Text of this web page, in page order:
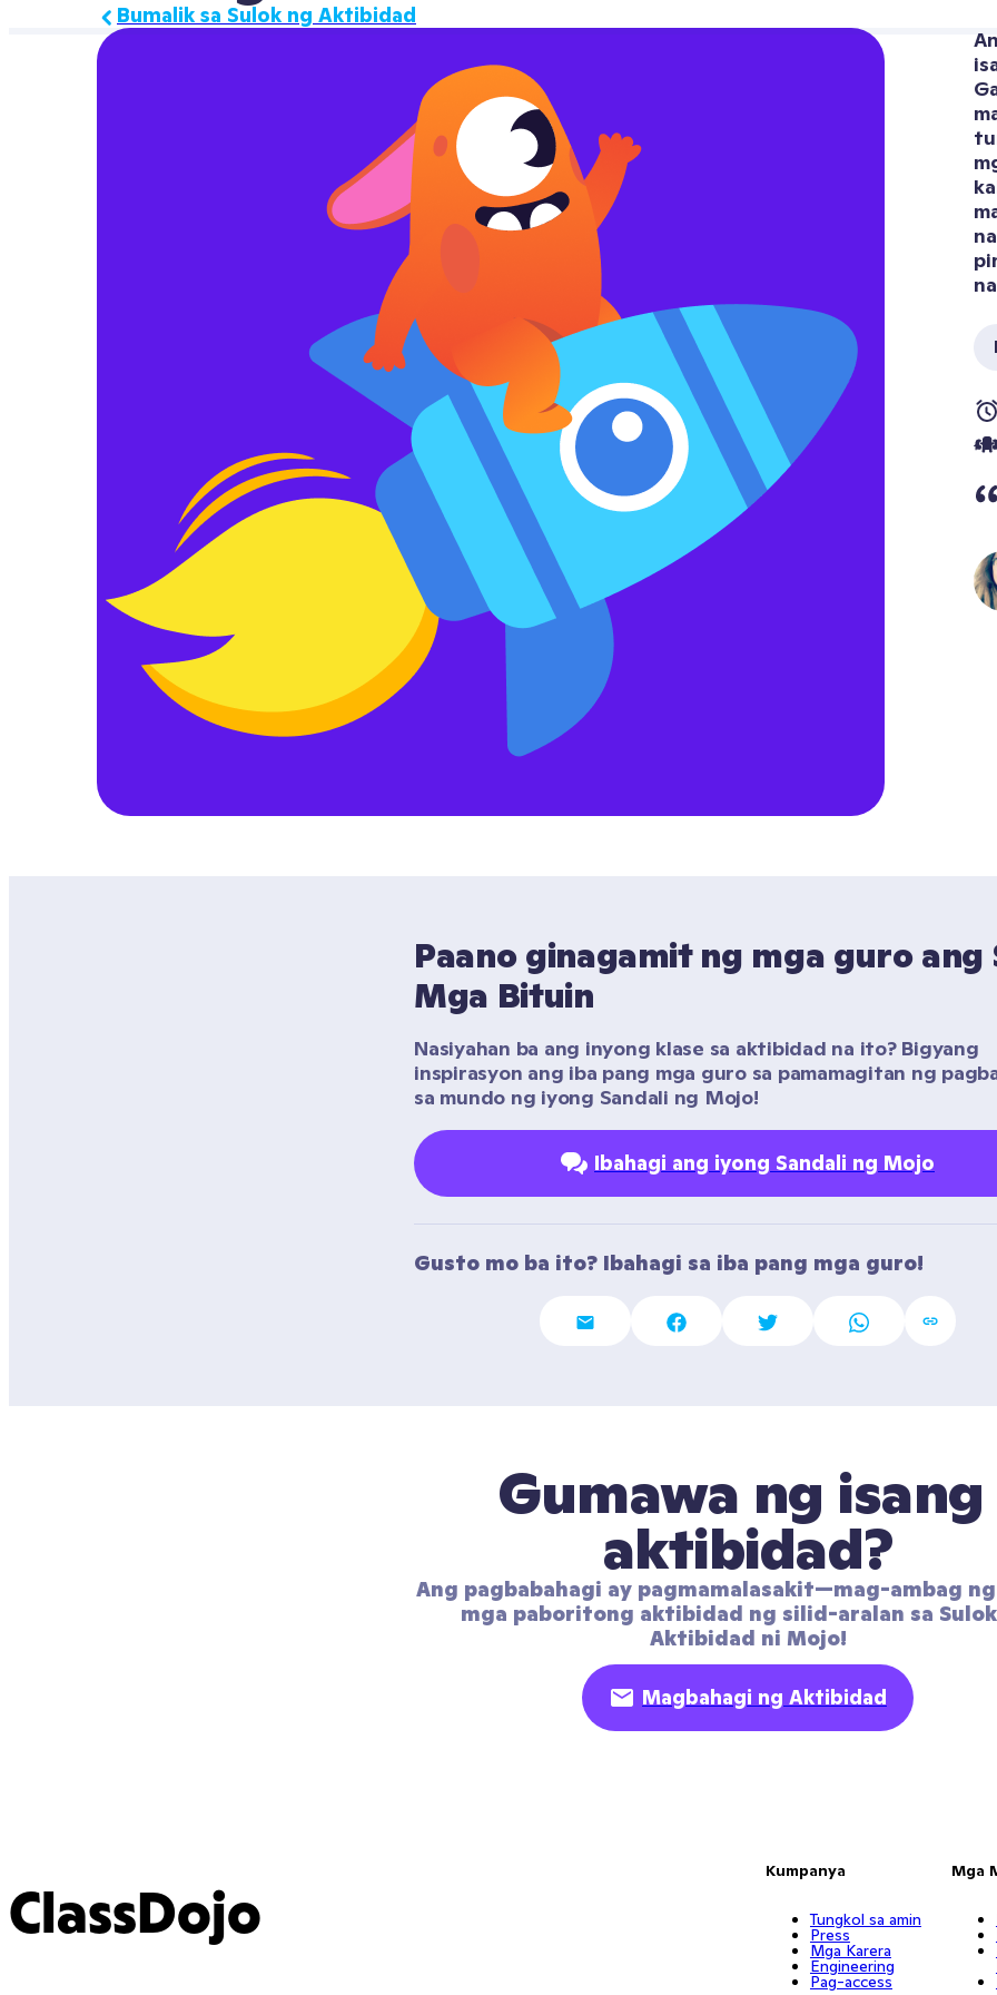
Bumalik sa Sulok ng Aktibidad
Paano ginagamit ng mga guro ang
Mga Bituin
Nasiyahan ba ang inyong klase sa aktibidad na ito? Bigyang
inspirasyon ang iba pang mga guro sa pamamagitan ng
sa mundo ng iyong Sandali ng Mojo!
Ibahagi ang iyong Sandali ng Mojo
Gusto mo ba ito? Ibahagi sa iba pang mga guro!
Gumawa ng isang
aktibidad?
Ang pagbabahagi ay pagmamalasakit—mag-ambag
mga paboritong aktibidad ng silid-aralan sa
Aktibidad ni Mojo!
Magbahagi ng Aktibidad
ClassDojo
Kumpanya
Tungkol sa amin
Press
Mga Karera
Engineering
Pag-access
Mga